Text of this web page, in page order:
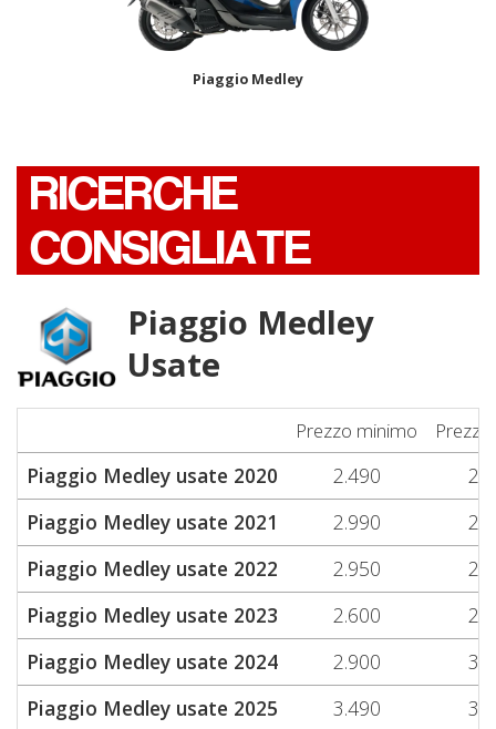
Piaggio Medley
RICERCHE
CONSIGLIATE
Piaggio Medley
Usate
Prezzo minimo
Piaggio Medley usate 2020 2.490
Piaggio Medley usate 2021
2.990
Piaggio Medley usate 2022
2.950
Piaggio Medley usate 2023
2.600
Piaggio Medley usate 2024
2.900
Piaggio Medley usate 2025
3.490